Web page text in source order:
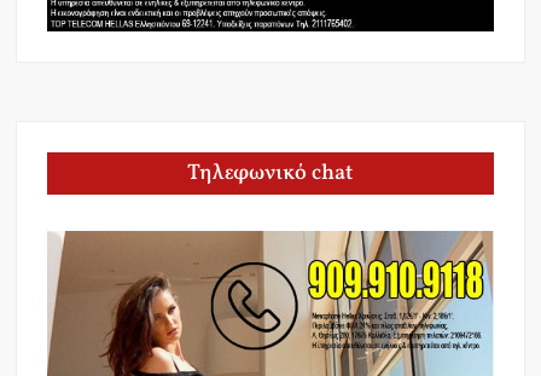
Τηλεφωνικό chat